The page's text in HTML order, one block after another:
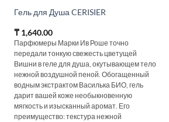
Гель для Душа CERISIER
₸ 1,640.00
Парфюмеры Марки Ив Роше точно
передали тонкую свежесть цветущей
Вишни в геле для душа, окутывающем тело
нежной воздушной пеной. Обогащенный
водным экстрактом Василька БИО, гель
дарит вашей коже необыкновенную
мягкость и изысканный аромат. Его
преимущество: текстура нежной